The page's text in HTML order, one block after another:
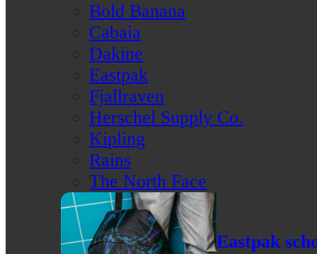
Bold Banana
Cabaia
Dakine
Eastpak
Fjallraven
Herschel Supply Co.
Kipling
Rains
The North Face
Eastpak